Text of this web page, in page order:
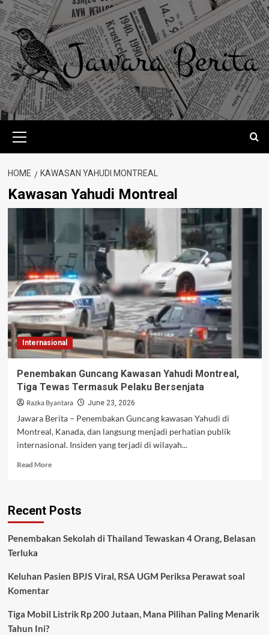
Skip
to
content
Menu
HOME KAWASAN YAHUDI MONTREAL
Kawasan Yahudi Montreal
Internasional
Penembakan Guncang Kawasan Yahudi Montreal,
Tiga Tewas Termasuk Pelaku Bersenjata
Razka Byantara June 23, 2026
Jawara Berita – Penembakan Guncang kawasan Yahudi di
Montreal, Kanada, dan langsung menjadi perhatian publik
internasional. Insiden yang terjadi di wilayah...
Read MoreRead
Guncang
Montreal,
Termasuk
Recent Posts
Penembakan Sekolah di Thailand Tewaskan 4 Orang, Belasan
Terluka
Keluhan Pasien BPJS Viral, RSA UGM Periksa Perawat soal
Komentar
Tiga Mobil Listrik Rp 200 Jutaan, Mana Pilihan Paling Menarik
Tahun Ini?